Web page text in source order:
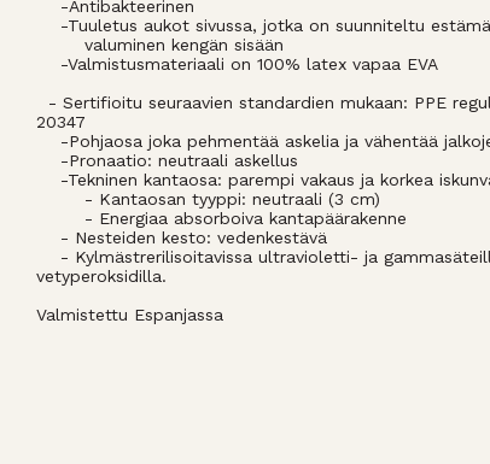
-Antibakteerinen
-Tuuletus aukot sivussa, jotka on suunniteltu
valuminen kengän sisään
-Valmistusmateriaali on 100% latex vapaa EVA
- Sertifioitu seuraavien standardien mukaan: PPE
20347
-Pohjaosa joka pehmentää askelia ja vähentää
-Pronaatio: neutraali askellus
-Tekninen kantaosa: parempi vakaus ja korkea
- Kantaosan tyyppi: neutraali (3 cm)
- Energiaa absorboiva kantapäärakenne
- Nesteiden kesto: vedenkestävä
- Kylmästrerilisoitavissa ultravioletti- ja
vetyperoksidilla.
Valmistettu Espanjassa